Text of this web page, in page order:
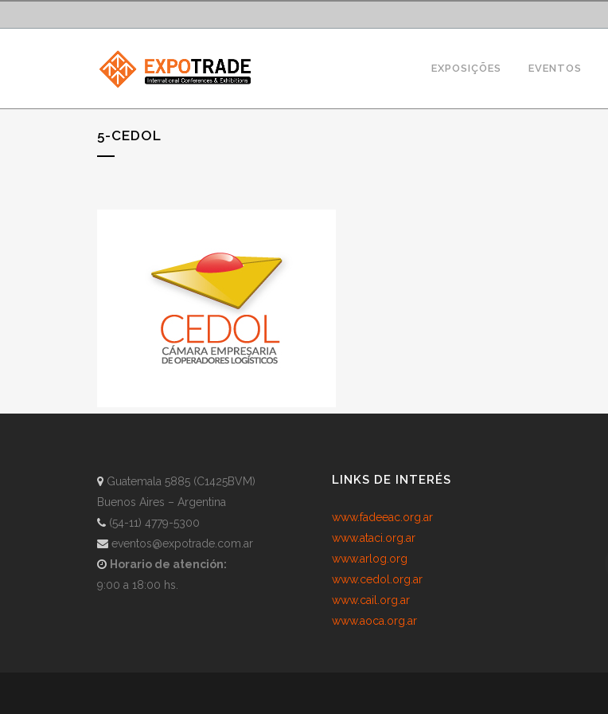
EXPOSIÇÕES EVENTOS
5-CEDOL
Guatemala 5885 (C1425BVM)
Buenos Aires – Argentina
(54-11) 4779-5300
eventos@expotrade.com.ar
Horario de atención:
9:00 a 18:00 hs.
LINKS DE INTERÉS
www.fadeeac.org.ar
www.ataci.org.ar
www.arlog.org
www.cedol.org.ar
www.cail.org.ar
www.aoca.org.ar